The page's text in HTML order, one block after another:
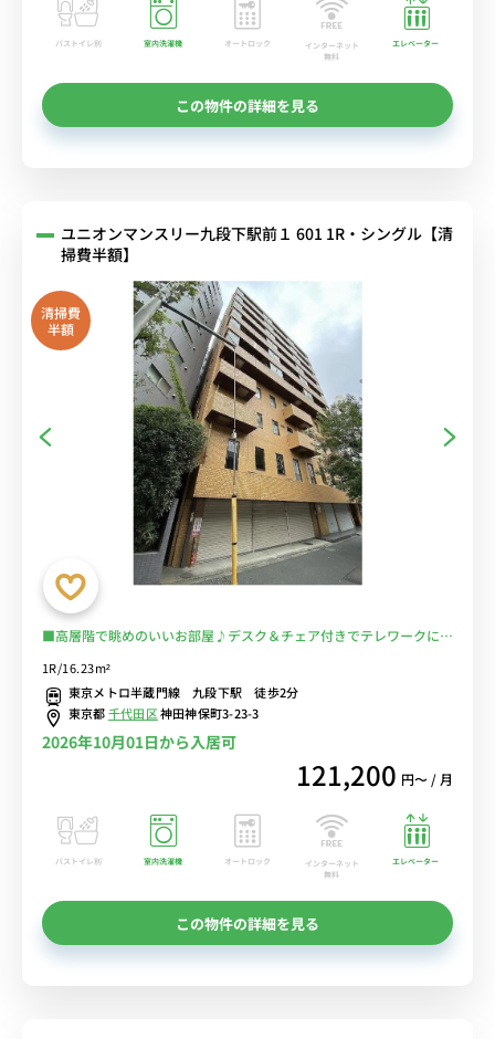
バストイレ別 室内洗濯機 オートロック
インターネット
無料
エレベーター
この物件の詳細を見る
ユニオンマンスリー九段下駅前１ 601 1R・シングル【清
掃費半額】
清掃費
半額
■高層階で眺めのいいお部屋♪デスク＆チェア付きでテレワークにも
おすすめ♪女性も安心の室内洗濯機♪東京メトロ「九段下駅」徒歩2
分/新宿・大手町・日本橋まで乗換なしでアクセス可能/体を動かすと
きは皇居近くでのジョギングも■選べるWi-Fi格安レンタル中！
1R/16.23m²
東京メトロ半蔵門線 九段下駅 徒歩2分
東京都千代田区神田神保町3-23-3
2026年10月01日から入居可
121,200 円〜 / 月
バストイレ別 室内洗濯機 オートロック
インターネット
無料
エレベーター
この物件の詳細を見る